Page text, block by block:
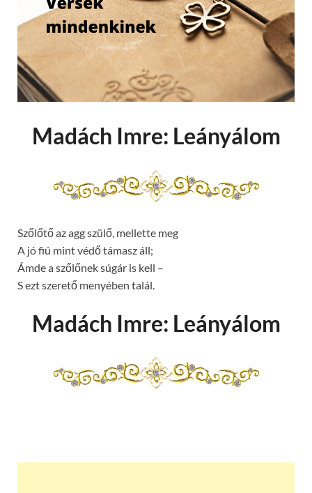
Madách Imre: Leányálom
Szőlőtő az agg szülő, mellette meg
A jó fiú mint védő támasz áll;
Ámde a szőlőnek súgár is kell –
S ezt szerető menyében talál.
Madách Imre: Leányálom